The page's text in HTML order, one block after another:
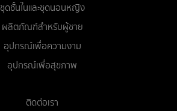
ชุดชั้นในและชุดนอนหญิง
ผลิตภัณฑ์สำหรับผู้ชาย
อุปกรณ์เพื่อความงาม
อุปกรณ์เพื่อสุขภาพ
ติดต่อเรา